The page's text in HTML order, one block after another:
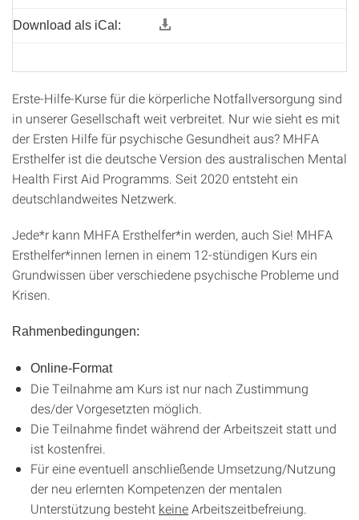
Download als iCal:
Erste-Hilfe-Kurse für die körperliche Notfallversorgung sind
in unserer Gesellschaft weit verbreitet. Nur wie sieht es mit
der Ersten Hilfe für psychische Gesundheit aus? MHFA
Ersthelfer ist die deutsche Version des australischen Mental
Health First Aid Programms. Seit 2020 entsteht ein
deutschlandweites Netzwerk.
Jede*r kann MHFA Ersthelfer*in werden, auch Sie! MHFA
Ersthelfer*innen lernen in einem 12-stündigen Kurs ein
Grundwissen über verschiedene psychische Probleme und
Krisen.
Rahmenbedingungen:
Online-Format
Die Teilnahme am Kurs ist nur nach Zustimmung
des/der Vorgesetzten möglich.
Die Teilnahme findet während der Arbeitszeit statt und
ist kostenfrei.
Für eine eventuell anschließende Umsetzung/Nutzung
der neu erlernten Kompetenzen der mentalen
Unterstützung besteht keineArbeitszeitbefreiung.